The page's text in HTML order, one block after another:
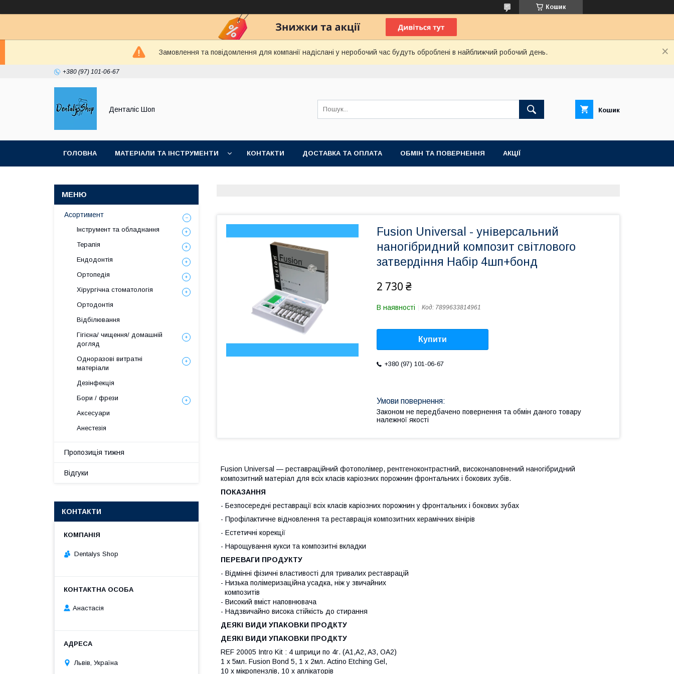
Кошик
Замовлення та повідомлення для компанії надіслані у неробочий час будуть оброблені в найближчий робочий день.
+380 (97) 101-06-67
Денталіс Шоп Кошик
ГОЛОВНА МАТЕРІАЛИ ТА ІНСТРУМЕНТИ КОНТАКТИ ДОСТАВКА ТА ОПЛАТА ОБМІН ТА ПОВЕРНЕННЯ АКЦІЇ
Fusion Universal - універсальний
наногібридний композит світлового
затвердіння Набір 4шп+бонд
2 730 ₴
В наявності Код: 7899633814961
Купити
+380 (97) 101-06-67
Законом не передбачено повернення та обмін даного товару
належної якості
Fusion Universal — реставраційний фотополімер, рентгеноконтрастний, високонаповнений наногібридний
композитний матеріал для всіх класів каріозних порожнин фронтальних і бокових зубів.
ПОКАЗАННЯ
- Безпосередні реставрації всіх класів каріозних порожнин у фронтальних і бокових зубах
- Профілактичне відновлення та реставрація композитних керамічних вінірів
- Естетичні корекції
- Нарощування кукси та композитні вкладки
ПЕРЕВАГИ ПРОДУКТУ
- Відмінні фізичні властивості для тривалих реставрацій
- Низька полімеризаційна усадка, ніж у звичайних
композитів
- Високий вміст наповнювача
- Надзвичайно висока стійкість до стирання
ДЕЯКІ ВИДИ УПАКОВКИ ПРОДКТУ
ДЕЯКІ ВИДИ УПАКОВКИ ПРОДКТУ
REF 20005 Intro Kit : 4 шприци по 4г. (А1,A2, A3, ОА2)
1 x 5мл. Fusion Bond 5, 1 x 2мл. Actino Etching Gel,
10 x мікропензлів, 10 x аплікаторів
Асортимент
Інструмент та обладнання
Терапія
Ендодонтія
Ортопедія
Хірургічна стоматологія
Ортодонтія
Відбілювання
Гігієна/ чищення/ домашній
догляд
Одноразові витратні
матеріали
Дезінфекція
Бори / фрези
Аксесуари
Анестезія
Пропозиція тижня
Відгуки
КОНТАКТИ
Dentalys Shop
Анастасія
Львів, Україна